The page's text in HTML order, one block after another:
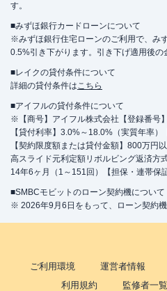
す。
■みずほ銀行カードローンについて
※みずほ銀行住宅ローンのご利用で、み
0.5%引き下がります。引き下げ適用後の
■レイクの貸付条件について
詳細の貸付条件はこちら
■アイフルの貸付条件について
※【商号】アイフル株式会社【登録番号
【貸付利率】3.0%～18.0%（実質年率）
【契約限度額または貸付金額】800万円
高スライド元利定額リボルビング返済方
14年6ヶ月（1～151回）【担保・連帯保
■SMBCモビットのローン契約機について
※ 2026年9月6日をもって、ローン契約機
ご利用環境 運営者情報
利用規約
監修者一覧